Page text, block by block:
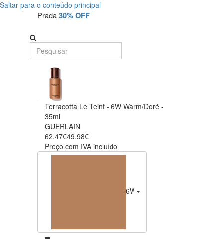
Saltar para o conteúdo principal
Prada30% OFF
Terracotta Le Teint - 6W Warm/Doré -
35ml
GUERLAIN
62.47€49.98€
Preço com IVA incluído
6W Warm/Doré